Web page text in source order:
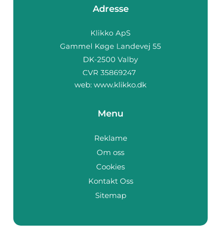
Adresse
web: www.klikko.dk
Menu
Reklame
Om oss
Cookies
Kontakt Oss
Sitemap